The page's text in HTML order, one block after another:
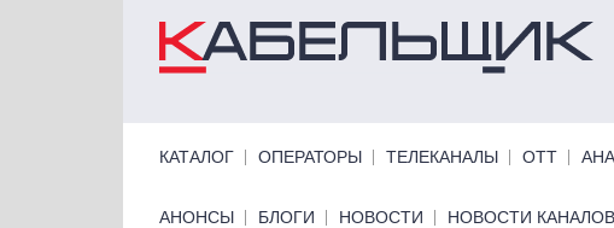
КАТАЛОГ ОПЕРАТОРЫ ТЕЛЕКАНАЛЫ ОТТ
Primary links bottom
АНОНСЫ БЛОГИ НОВОСТИ НОВОСТИ КАНАЛОВ